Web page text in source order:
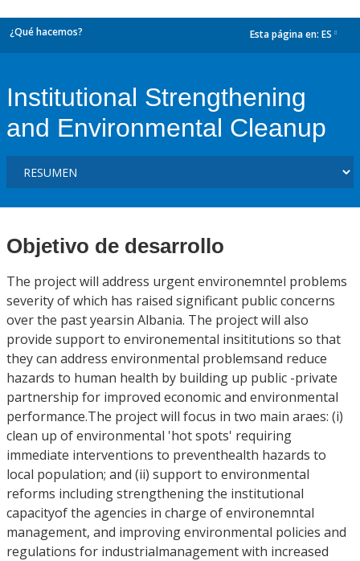
¿Qué hacemos? Esta página en: ES
Institutional Strengthening
and Environmental Cleanup
Objetivo de desarrollo
The project will address urgent environemntel problems
severity of which has raised significant public concerns
over the past yearsin Albania. The project will also
provide support to environemental insititutions so that
they can address environmental problemsand reduce
hazards to human health by building up public -private
partnership for improved economic and environmental
performance.The project will focus in two main araes: (i)
clean up of environmental 'hot spots' requiring
immediate interventions to preventhealth hazards to
local population; and (ii) support to environmental
reforms including strengthening the institutional
capacityof the agencies in charge of environemntal
management, and improving environmental policies and
regulations for industrialmanagement with increased